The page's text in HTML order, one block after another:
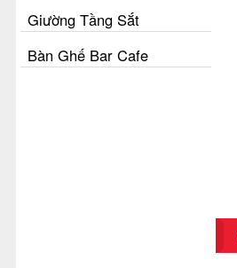
Giường Tầng Sắt
Bàn Ghế Bar Cafe